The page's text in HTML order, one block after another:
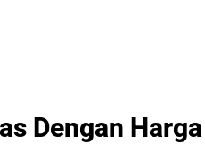
Dengan Harga